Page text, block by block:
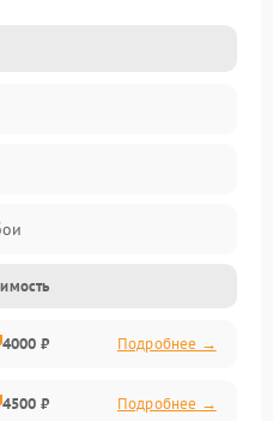
4000 ₽ Подробнее →
4500 ₽ Подробнее →